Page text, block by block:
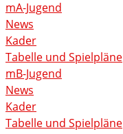
mA-Jugend
News
Kader
Tabelle und Spielpläne
mB-Jugend
News
Kader
Tabelle und Spielpläne